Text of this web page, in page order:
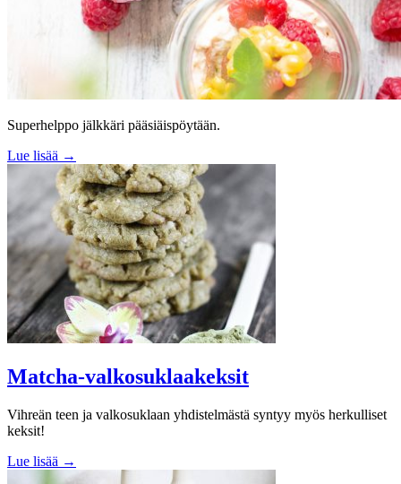
Superhelppo jälkkäri pääsiäispöytään.
Lue lisää →
Matcha-valkosuklaakeksit
Vihreän teen ja valkosuklaan yhdistelmästä syntyy myös herkulliset
keksit!
Lue lisää →